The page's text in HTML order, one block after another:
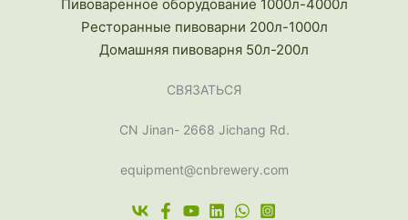
Пивоваренное оборудование 1000л-4000л
Ресторанные пивоварни 200л-1000л
Домашняя пивоварня 50л-200л
СВЯЗАТЬСЯ
CN Jinan- 2668 Jichang Rd.
equipment@cnbrewery.com